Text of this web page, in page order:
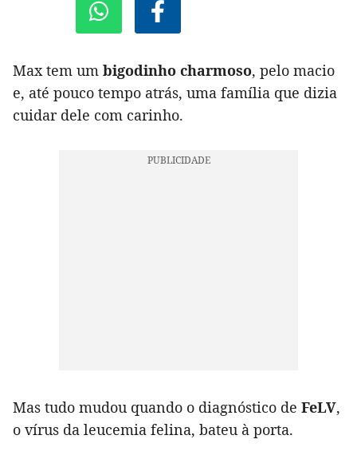
Max tem um bigodinho charmoso, pelo macio
e, até pouco tempo atrás, uma família que dizia
cuidar dele com carinho.
Mas tudo mudou quando o diagnóstico de FeLV,
o vírus da leucemia felina, bateu à porta.